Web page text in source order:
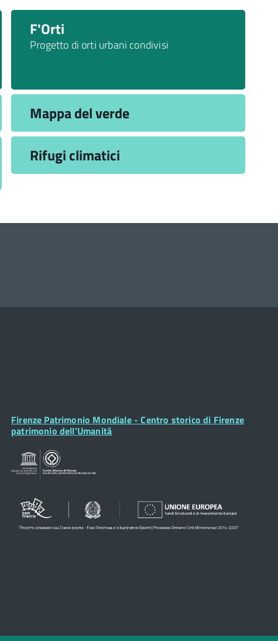
F'Orti
Progetto di orti urbani condivisi
Mappa del verde
Rifugi climatici
Footer
Widget
Firenze Patrimonio Mondiale - Centro storico di Firenze
patrimonio dell’Umanità